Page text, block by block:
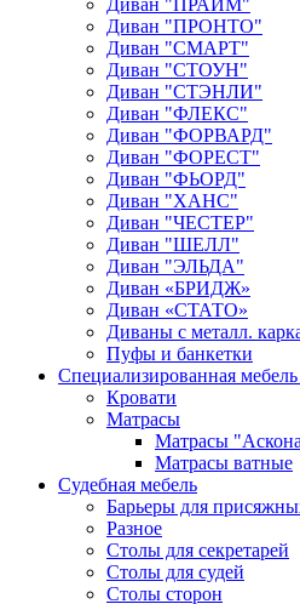
Диван "ПРАЙМ"
Диван "ПРОНТО"
Диван "СМАРТ"
Диван "СТОУН"
Диван "СТЭНЛИ"
Диван "ФЛЕКС"
Диван "ФОРВАРД"
Диван "ФОРЕСТ"
Диван "ФЬОРД"
Диван "ХАНС"
Диван "ЧЕСТЕР"
Диван "ШЕЛЛ"
Диван "ЭЛЬДА"
Диван «БРИДЖ»
Диван «СТАТО»
Диваны с металл.
Пуфы и банкетки
Специализированная мебель
Кровати
Матрасы
Матрасы
Матрасы ватные
Судебная мебель
Барьеры для
Разное
Столы для секретарей
Столы для судей
Столы сторон